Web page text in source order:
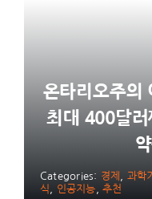
온타리오주의
최대 400달러
Categories: 경제 과학
식
인공지능 ,추천